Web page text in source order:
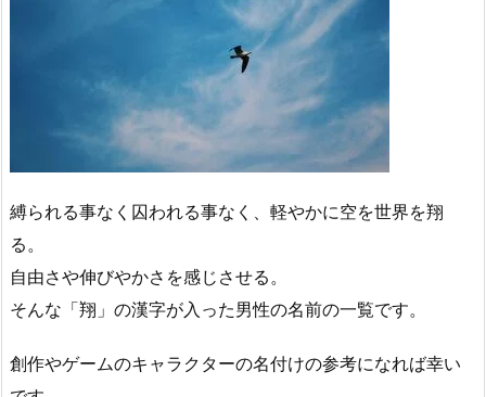
縛られる事なく囚われる事なく、軽やかに空を世界を翔
る。
自由さや伸びやかさを感じさせる。
そんな「翔」の漢字が入った男性の名前の一覧です。
創作やゲームのキャラクターの名付けの参考になれば幸い